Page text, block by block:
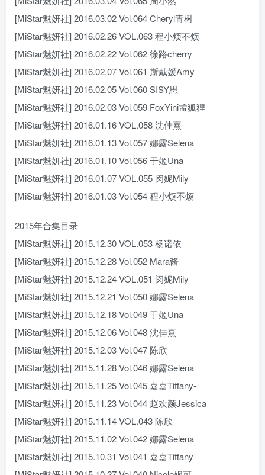
[MiStar魅妍社] 2016.03.02 Vol.064 Cheryl青树
[MiStar魅妍社] 2016.02.26 VOL.063 程小烦不烦
[MiStar魅妍社] 2016.02.22 Vol.062 徐路cherry
[MiStar魅妍社] 2016.02.07 Vol.061 斯戴媛Amy
[MiStar魅妍社] 2016.02.05 Vol.060 SISY思
[MiStar魅妍社] 2016.02.03 Vol.059 FoxYini孟狐狸
[MiStar魅妍社] 2016.01.16 VOL.058 沈佳熹
[MiStar魅妍社] 2016.01.13 Vol.057 娜露Selena
[MiStar魅妍社] 2016.01.10 Vol.056 于姬Una
[MiStar魅妍社] 2016.01.07 VOL.055 闵妮Mily
[MiStar魅妍社] 2016.01.03 Vol.054 程小烦不烦
2015年合集目录
[MiStar魅妍社] 2015.12.30 VOL.053 杨诺依
[MiStar魅妍社] 2015.12.28 Vol.052 Mara酱
[MiStar魅妍社] 2015.12.24 VOL.051 闵妮Mily
[MiStar魅妍社] 2015.12.21 Vol.050 娜露Selena
[MiStar魅妍社] 2015.12.18 Vol.049 于姬Una
[MiStar魅妍社] 2015.12.06 Vol.048 沈佳熹
[MiStar魅妍社] 2015.12.03 Vol.047 陈欣
[MiStar魅妍社] 2015.11.28 Vol.046 娜露Selena
[MiStar魅妍社] 2015.11.25 Vol.045 嘉嘉Tiffany-
[MiStar魅妍社] 2015.11.23 Vol.044 赵欢颜Jessica
[MiStar魅妍社] 2015.11.14 VOL.043 陈欣
[MiStar魅妍社] 2015.11.02 Vol.042 娜露Selena
[MiStar魅妍社] 2015.10.31 Vol.041 嘉嘉Tiffany